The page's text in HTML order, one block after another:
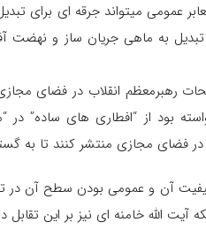
عمومی میتواند جرقه ای برای
به ماهی جریان ساز و نهضت
رهبرمعظم انقلاب در فضای
بود از “افطاری های ساده”
در فضای مجازی منتشر کنند تا
آن و عمومی بودن سطح آن در
الله خامنه ای نیز بر این تقابل